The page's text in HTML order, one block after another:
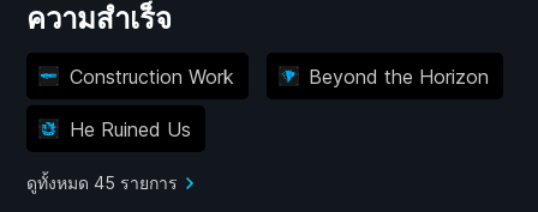
ความสำเร็จ
Construction Work Beyond the Horizon
He Ruined Us
ดูทั้งหมด 45 รายการ